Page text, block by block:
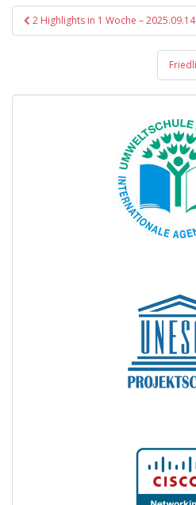
Beitragsnavigation
2 Highlights in 1 Woche – 2025.09.14